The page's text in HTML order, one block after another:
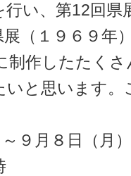
い、第12回県
（１９６９年
制作したたく
いと思います。
９月８日（月）